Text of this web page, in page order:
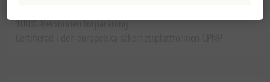
100% återvunnen förpackning